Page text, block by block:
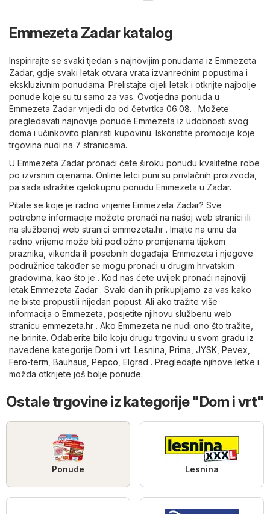
Emmezeta Zadar katalog
Inspirirajte se svaki tjedan s najnovijim ponudama iz Emmezeta
Zadar, gdje svaki letak otvara vrata izvanrednim popustima i
ekskluzivnim ponudama. Prelistajte cijeli letak i otkrijte najbolje
ponude koje su tu samo za vas. Ovotjedna ponuda u
Emmezeta Zadar vrijedi do od četvrtka 06.08. . Možete
pregledavati najnovije ponude Emmezeta iz udobnosti svog
doma i učinkovito planirati kupovinu. Iskoristite promocije koje
trgovina nudi na 7 stranicama.
U Emmezeta Zadar pronaći ćete široku ponudu kvalitetne robe
po izvrsnim cijenama. Online letci puni su privlačnih proizvoda,
pa sada istražite cjelokupnu ponudu Emmezeta u Zadar.
Pitate se koje je radno vrijeme Emmezeta Zadar? Sve
potrebne informacije možete pronaći na našoj web stranici ili
na službenoj web stranici emmezeta.hr . Imajte na umu da
radno vrijeme može biti podložno promjenama tijekom
praznika, vikenda ili posebnih događaja. Emmezeta i njegove
podružnice također se mogu pronaći u drugim hrvatskim
gradovima, kao što je . Kod nas ćete uvijek pronaći najnoviji
letak Emmezeta Zadar . Svaki dan ih prikupljamo za vas kako
ne biste propustili nijedan popust. Ali ako tražite više
informacija o Emmezeta, posjetite njihovu službenu web
stranicu emmezeta.hr . Ako Emmezeta ne nudi ono što tražite,
ne brinite. Odaberite bilo koju drugu trgovinu u svom gradu iz
navedene kategorije Dom i vrt: Lesnina, Prima, JYSK, Pevex,
Fero-term, Bauhaus, Pepco, Elgrad . Pregledajte njihove letke i
možda otkrijete još bolje ponude.
Ostale trgovine iz kategorije "Dom i vrt"
Ponude Lesnina